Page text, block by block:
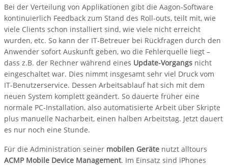
Bei der Verteilung von Applikationen gibt die Aagon-Software
kontinuierlich Feedback zum Stand des Roll-outs, teilt mit, wie
viele Clients schon installiert sind, wie viele nicht erreicht
wurden, etc. So kann der IT-Betreuer bei Rückfragen durch den
Anwender sofort Auskunft geben, wo die Fehlerquelle liegt –
dass z.B. der Rechner während eines Update-Vorgangs nicht
eingeschaltet war. Dies nimmt insgesamt sehr viel Druck vom
IT-Benutzerservice. Dessen Arbeitsablauf hat sich mit dem
neuen System komplett geändert. So dauerte früher eine
normale PC-Installation, also automatisierte Arbeit über Skripte
plus manuelle Nacharbeit, einen halben Arbeitstag. Jetzt dauert
es nur noch eine Stunde.
Für die Administration seiner mobilen Geräte nutzt alltours
ACMP Mobile Device Management. Im Einsatz sind iPhones